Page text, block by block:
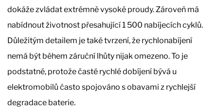
dokáže zvládat extrémně vysoké proudy. Zároveň má
nabídnout životnost přesahující 1 500 nabíjecích cyklů.
Důležitým detailem je také tvrzení, že rychlonabíjení
nemá být během záruční lhůty nijak omezeno. To je
podstatné, protože časté rychlé dobíjení bývá u
elektromobilů často spojováno s obavami z rychlejší
degradace baterie.